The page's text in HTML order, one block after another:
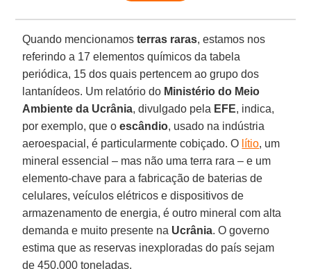
Quando mencionamosterras raras, estamos nos
referindo a 17 elementos químicos da tabela
periódica, 15 dos quais pertencem ao grupo dos
lantanídeos. Um relatório do Ministério do Meio
Ambiente da Ucrânia, divulgado pela EFE, indica,
por exemplo, que oescândio, usado na indústria
aeroespacial, é particularmente cobiçado. O lítio, um
mineral essencial – mas não uma terra rara – e um
elemento-chave para a fabricação de baterias de
celulares, veículos elétricos e dispositivos de
armazenamento de energia, é outro mineral com alta
demanda e muito presente na Ucrânia. O governo
estima que as reservas inexploradas do país sejam
de 450.000 toneladas.